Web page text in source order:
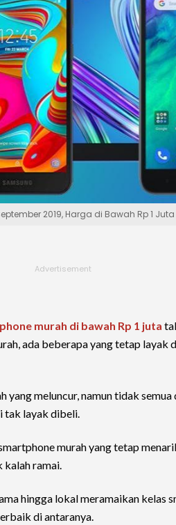
2019, Harga di Bawah Rp 1 Juta
murah di bawah Rp 1 juta
ada beberapa yang tetap layak
yang meluncur, namun tidak semua
tak layak dibeli.
murah yang tetap
kalah ramai.
hingga lokal meramaikan kelas
di antaranya.